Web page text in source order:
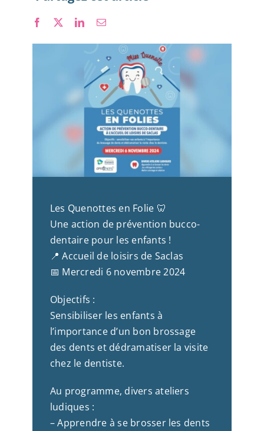
Nous rejoindre
Les Quenottes en Folie 🦷
Une action de prévention bucco-
dentaire pour les enfants !
📍 Accueil de loisirs de Saclas
📅 Mercredi 6 novembre 2024
Objectifs :
Sensibiliser les enfants à
l’importance d’un bon brossage
des dents et dédramatiser la visite
chez le dentiste.
Au programme, divers ateliers
ludiques :
– Apprendre à se brosser les dents